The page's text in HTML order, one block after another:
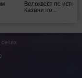
Велоквест по
Казани по...